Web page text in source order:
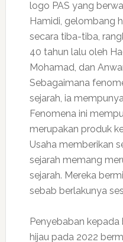
logo PAS yang
Hamidi, gelombang
secara tiba-tiba,
40 tahun lalu oleh
Mohamad, dan
Sebagaimana
sejarah, ia
Fenomena ini
merupakan produk
Usaha memberikan
sejarah memang
sejarah. Mereka
sebab berlakunya
Penyebaban
hijau pada 2022